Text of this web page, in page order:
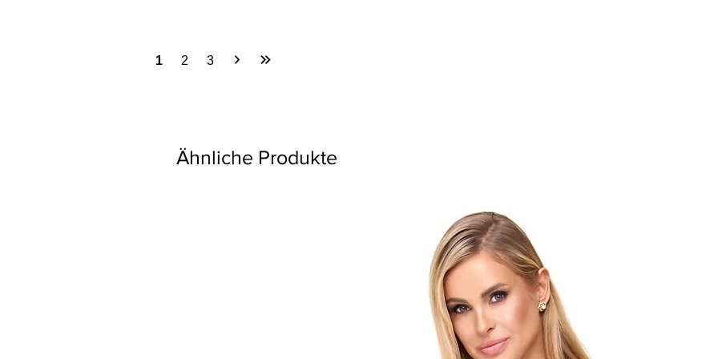
1 2 3
Ähnliche Produkte